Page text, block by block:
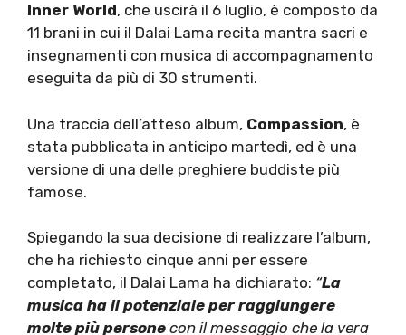
Inner World, che uscirà il 6 luglio, è composto da
11 brani in cui il Dalai Lama recita mantra sacri e
insegnamenti con musica di accompagnamento
eseguita da più di 30 strumenti.
Una traccia dell’atteso album, Compassion, è
stata pubblicata in anticipo martedì, ed è una
versione di una delle preghiere buddiste più
famose.
Spiegando la sua decisione di realizzare l’album,
che ha richiesto cinque anni per essere
completato, il Dalai Lama ha dichiarato: “La
musica ha il potenziale per raggiungere
molte più persone con il messaggio che la vera